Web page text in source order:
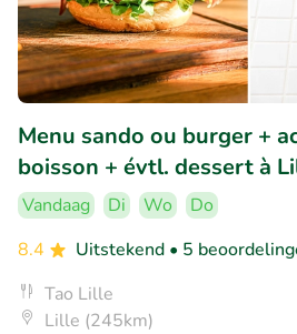
Menu sando ou burger +
boisson + évtl. dessert à
Vandaag Di Wo
Do
8.4
Uitstekend • 5
Tao Lille
Lille (245km)